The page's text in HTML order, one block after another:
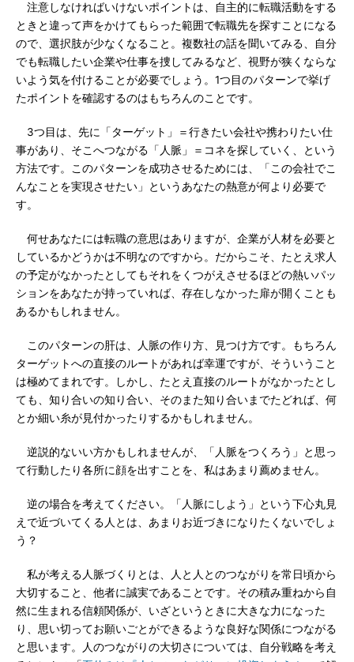
注意しなければいけないポイントは、自主的に転職活動をする
ときと違って声をかけてもらった範囲で転職先を探すことになる
ので、選択肢が少なくなること。複数社の話を聞いてみる、自分
でも転職したい企業や仕事を捜してみるなど、視野が狭くならな
いよう気を付けることが必要でしょう。1つ目のパターンで挙げ
たポイントを確認するのはもちろんのことです。
3つ目は、先に「ターゲット」＝行きたい会社や携わりたい仕
事があり、そこへつながる「人脈」＝コネを探していく、という
方法です。このパターンを成功させるためには、「この会社でこ
んなことを実現させたい」というあなたの熱意が何より必要で
す。
何せあなたには転職の意思はありますが、企業が人材を必要と
しているかどうかは不明なのですから。だからこそ、たとえ求人
の予定がなかったとしてもそれをくつがえさせるほどの熱いパッ
ションをあなたが持っていれば、存在しなかった扉が開くことも
あるかもしれません。
このパターンの肝は、人脈の作り方、見つけ方です。もちろん
ターゲットへの直接のルートがあれば幸運ですが、そういうこと
は極めてまれです。しかし、たとえ直接のルートがなかったとし
ても、知り合いの知り合い、そのまた知り合いまでたどれば、何
とか細い糸が見付かったりするかもしれません。
逆説的ないい方かもしれませんが、「人脈をつくろう」と思っ
て行動したり各所に顔を出すことを、私はあまり薦めません。
逆の場合を考えてください。「人脈にしよう」という下心丸見
えで近づいてくる人とは、あまりお近づきになりたくないでしょ
う？
私が考える人脈づくりとは、人と人とのつながりを常日頃から
大切すること、他者に誠実であることです。その積み重ねから自
然に生まれる信頼関係が、いざというときに大きな力になった
り、思い切ってお願いごとができるような良好な関係につながる
と思います。人のつながりの大切さについては、自分戦略を考え